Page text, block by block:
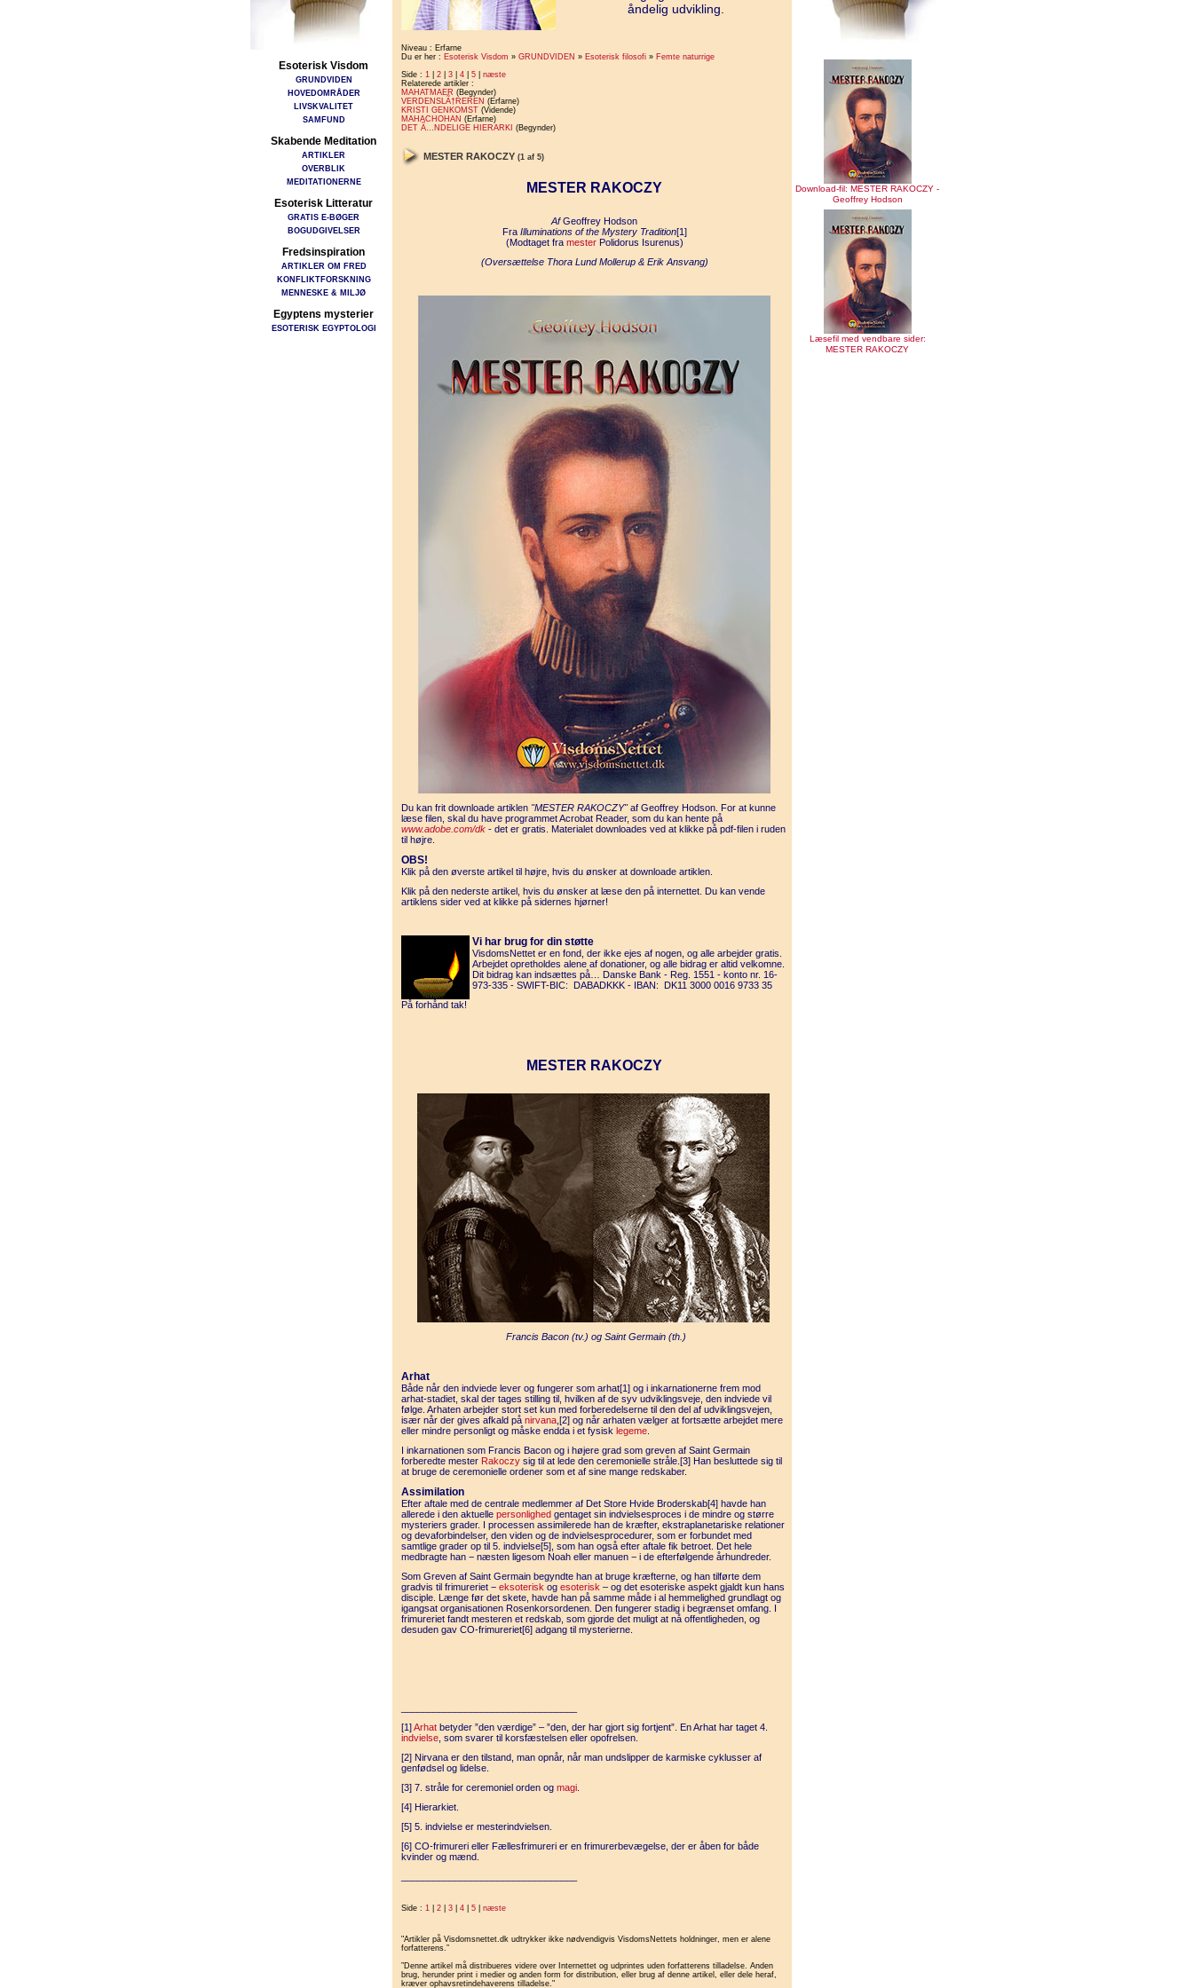
Esoterisk Visdom
GRUNDVIDEN
HOVEDOMRÅDER
LIVSKVALITET
SAMFUND
Skabende Meditation
ARTIKLER
OVERBLIK
MEDITATIONERNE
Esoterisk Litteratur
GRATIS E-BØGER
BOGUDGIVELSER
Fredsinspiration
ARTIKLER OM FRED
KONFLIKTFORSKNING
MENNESKE & MILJØ
Egyptens mysterier
ESOTERISK EGYPTOLOGI
åndelig udvikling.
Niveau : Erfarne
Du er her : Esoterisk Visdom » GRUNDVIDEN » Esoterisk filosofi » Femte naturrige
Side : 1 2 3 4 5
næste
Relaterede artikler :
MAHATMAER (Begynder)
VERDENSLÃ†REREN (Erfarne)
KRISTI GENKOMST (Vidende)
MAHACHOHAN (Erfarne)
DET Ã…NDELIGE HIERARKI (Begynder)
MESTER RAKOCZY (1 af 5)
MESTER RAKOCZY
AfGeoffrey Hodson
FraIlluminations of the Mystery Tradition[1]
(Modtaget fra mesterPolidorus Isurenus)
(Oversættelse Thora Lund Mollerup & Erik Ansvang)
Du kan frit downloade artiklen "MESTER RAKOCZY"af Geoffrey Hodson. For at kunne
læse filen, skal du have programmet Acrobat Reader, som du kan hente på
www.adobe.com/dk - det er gratis. Materialet downloades ved at klikke på pdf-filen i ruden
til højre.
OBS!
Klik på den øverste artikel til højre, hvis du ønsker at downloade artiklen.
Klik på den nederste artikel, hvis du ønsker at læse den på internettet. Du kan vende
artiklens sider ved at klikke på sidernes hjørner!
Vi har brug for din støtte
VisdomsNettet er en fond, der ikke ejes af nogen, og alle arbejder gratis.
Arbejdet opretholdes alene af donationer, og alle bidrag er altid velkomne.
Dit bidrag kan indsættes på… Danske Bank - Reg. 1551 - konto nr. 16-
973-335 - SWIFT-BIC: DABADKKK - IBAN: DK11 3000 0016 9733 35
På forhånd tak!
MESTER RAKOCZY
Francis Bacon (tv.) og Saint Germain (th.)
Arhat
Både når den indviede lever og fungerer som arhat[1] og i inkarnationerne frem mod
arhat-stadiet, skal der tages stilling til, hvilken af de syv udviklingsveje, den indviede vil
følge. Arhaten arbejder stort set kun med forberedelserne til den del af udviklingsvejen,
især når der gives afkald på nirvana ,[2] og når arhaten vælger at fortsætte arbejdet mere
eller mindre personligt og måske endda i et fysisk legeme
I inkarnationen som Francis Bacon og i højere grad som greven af Saint Germain
forberedte mester Rakoczy sig til at lede den ceremonielle stråle.[3] Han besluttede sig til
at bruge de ceremonielle ordener som et af sine mange redskaber.
Assimilation
Efter aftale med de centrale medlemmer af Det Store Hvide Broderskab[4] havde han
allerede i den aktuelle personlighed gentaget sin indvielsesproces i de mindre og større
mysteriers grader. I processen assimilerede han de kræfter, ekstraplanetariske relationer
og devaforbindelser, den viden og de indvielsesprocedurer, som er forbundet med
samtlige grader op til 5. indvielse[5], som han også efter aftale fik betroet. Det hele
medbragte han − næsten ligesom Noah eller manuen − i de efterfølgende århundreder.
Som Greven af Saint Germain begyndte han at bruge kræfterne, og han tilførte dem
gradvis til frimureriet − eksoterisk og esoterisk – og det esoteriske aspekt gjaldt kun hans
disciple. Længe før det skete, havde han på samme måde i al hemmelighed grundlagt og
igangsat organisationen Rosenkorsordenen. Den fungerer stadig i begrænset omfang. I
frimureriet fandt mesteren et redskab, som gjorde det muligt at nå offentligheden, og
desuden gav CO-frimureriet[6] adgang til mysterierne.
[1]Arhat betyder ”den værdige” – ”den, der har gjort sig fortjent”. En Arhat har taget 4.
indvielse , som svarer til korsfæstelsen eller opofrelsen.
[2] Nirvana er den tilstand, man opnår, når man undslipper de karmiske cyklusser af
genfødsel og lidelse.
[3] 7. stråle for ceremoniel orden og magi
[4] Hierarkiet.
[5] 5. indvielse er mesterindvielsen.
[6] CO-frimureri eller Fællesfrimureri er en frimurerbevægelse, der er åben for både
kvinder og mænd.
Side : 1 2 3 4 5 næste
"Artikler på Visdomsnettet.dk udtrykker ikke nødvendigvis VisdomsNettets holdninger, men er alene
forfatterens.”
”Denne artikel må distribueres videre over Internettet og udprintes uden forfatterens tilladelse. Anden
brug, herunder print i medier og anden form for distribution, eller brug af denne artikel, eller dele heraf,
kræver ophavsretindehaverens tilladelse."
Download-fil: MESTER RAKOCZY -
Geoffrey Hodson
Læsefil med vendbare sider:
MESTER RAKOCZY